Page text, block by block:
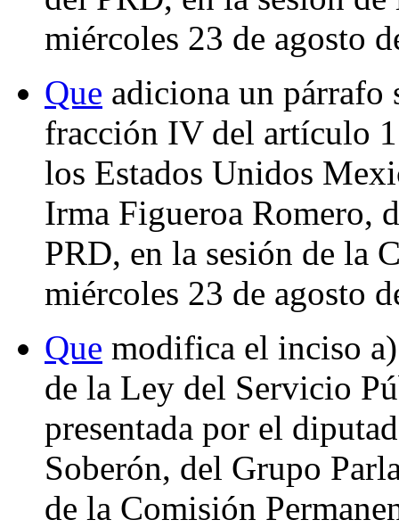
miércoles 23 de agosto
Que adiciona un párrafo
fracción IV del artículo
los Estados Unidos
Irma Figueroa Romero,
PRD, en la sesión de la
miércoles 23 de agosto
Que modifica el inciso
de la Ley del Servicio
presentada por el
Soberón, del Grupo
de la Comisión